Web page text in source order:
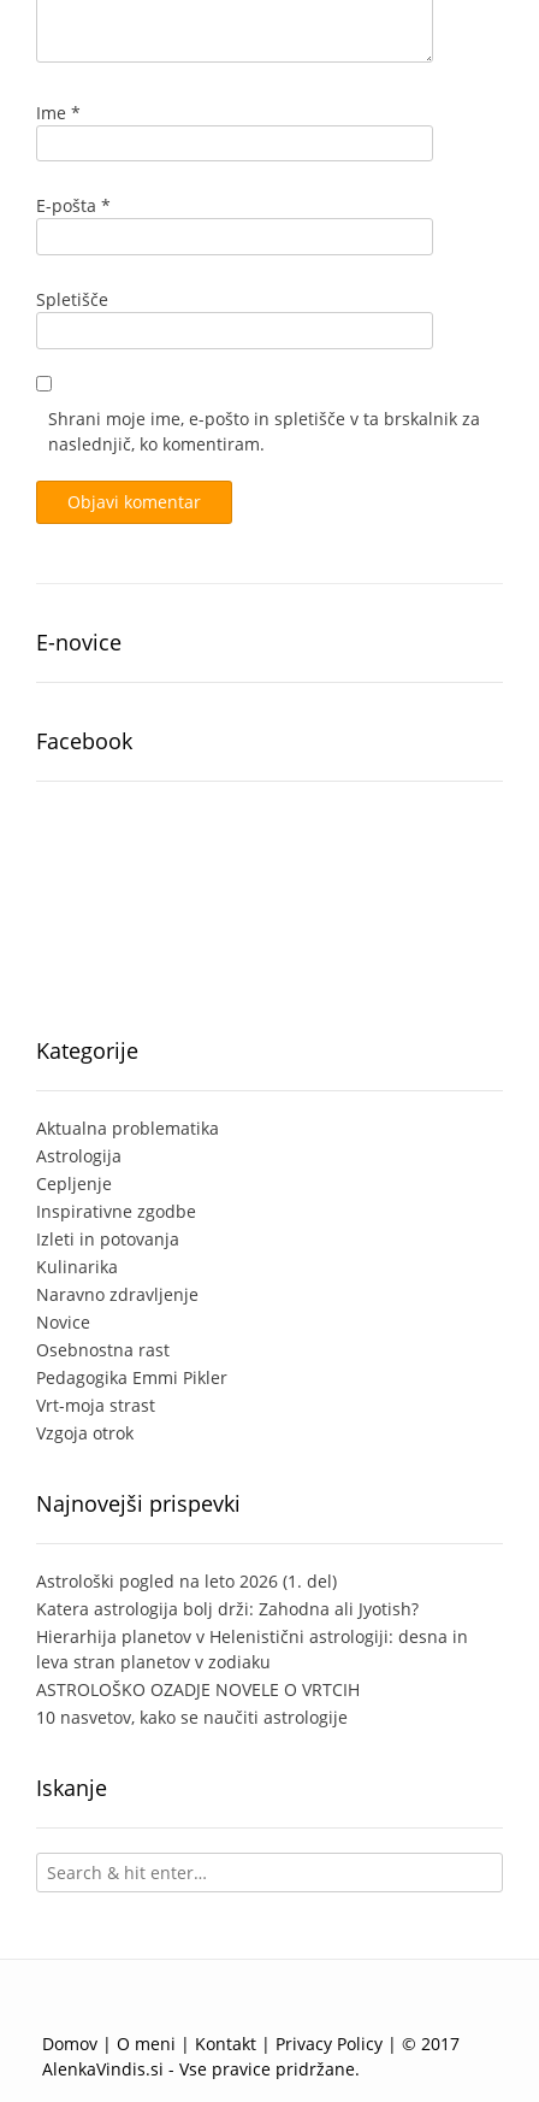
Ime *
E-pošta *
Spletišče
Shrani moje ime, e-pošto in spletišče v ta brskalnik za
naslednjič, ko komentiram.
E-novice
Facebook
Kategorije
Aktualna problematika
Astrologija
Cepljenje
Inspirativne zgodbe
Izleti in potovanja
Kulinarika
Naravno zdravljenje
Novice
Osebnostna rast
Pedagogika Emmi Pikler
Vrt-moja strast
Vzgoja otrok
Najnovejši prispevki
Astrološki pogled na leto 2026 (1. del)
Katera astrologija bolj drži: Zahodna ali Jyotish?
Hierarhija planetov v Helenistični astrologiji: desna in
leva stran planetov v zodiaku
ASTROLOŠKO OZADJE NOVELE O VRTCIH
10 nasvetov, kako se naučiti astrologije
Iskanje
Domov | O meni | Kontakt | Privacy Policy | © 2017
AlenkaVindis.si - Vse pravice pridržane.